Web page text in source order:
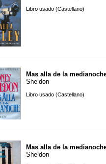
Libro usado (Castellano)
Mas alla de la
Sheldon
Libro usado (Castellano)
Mas alla de la
Sheldon